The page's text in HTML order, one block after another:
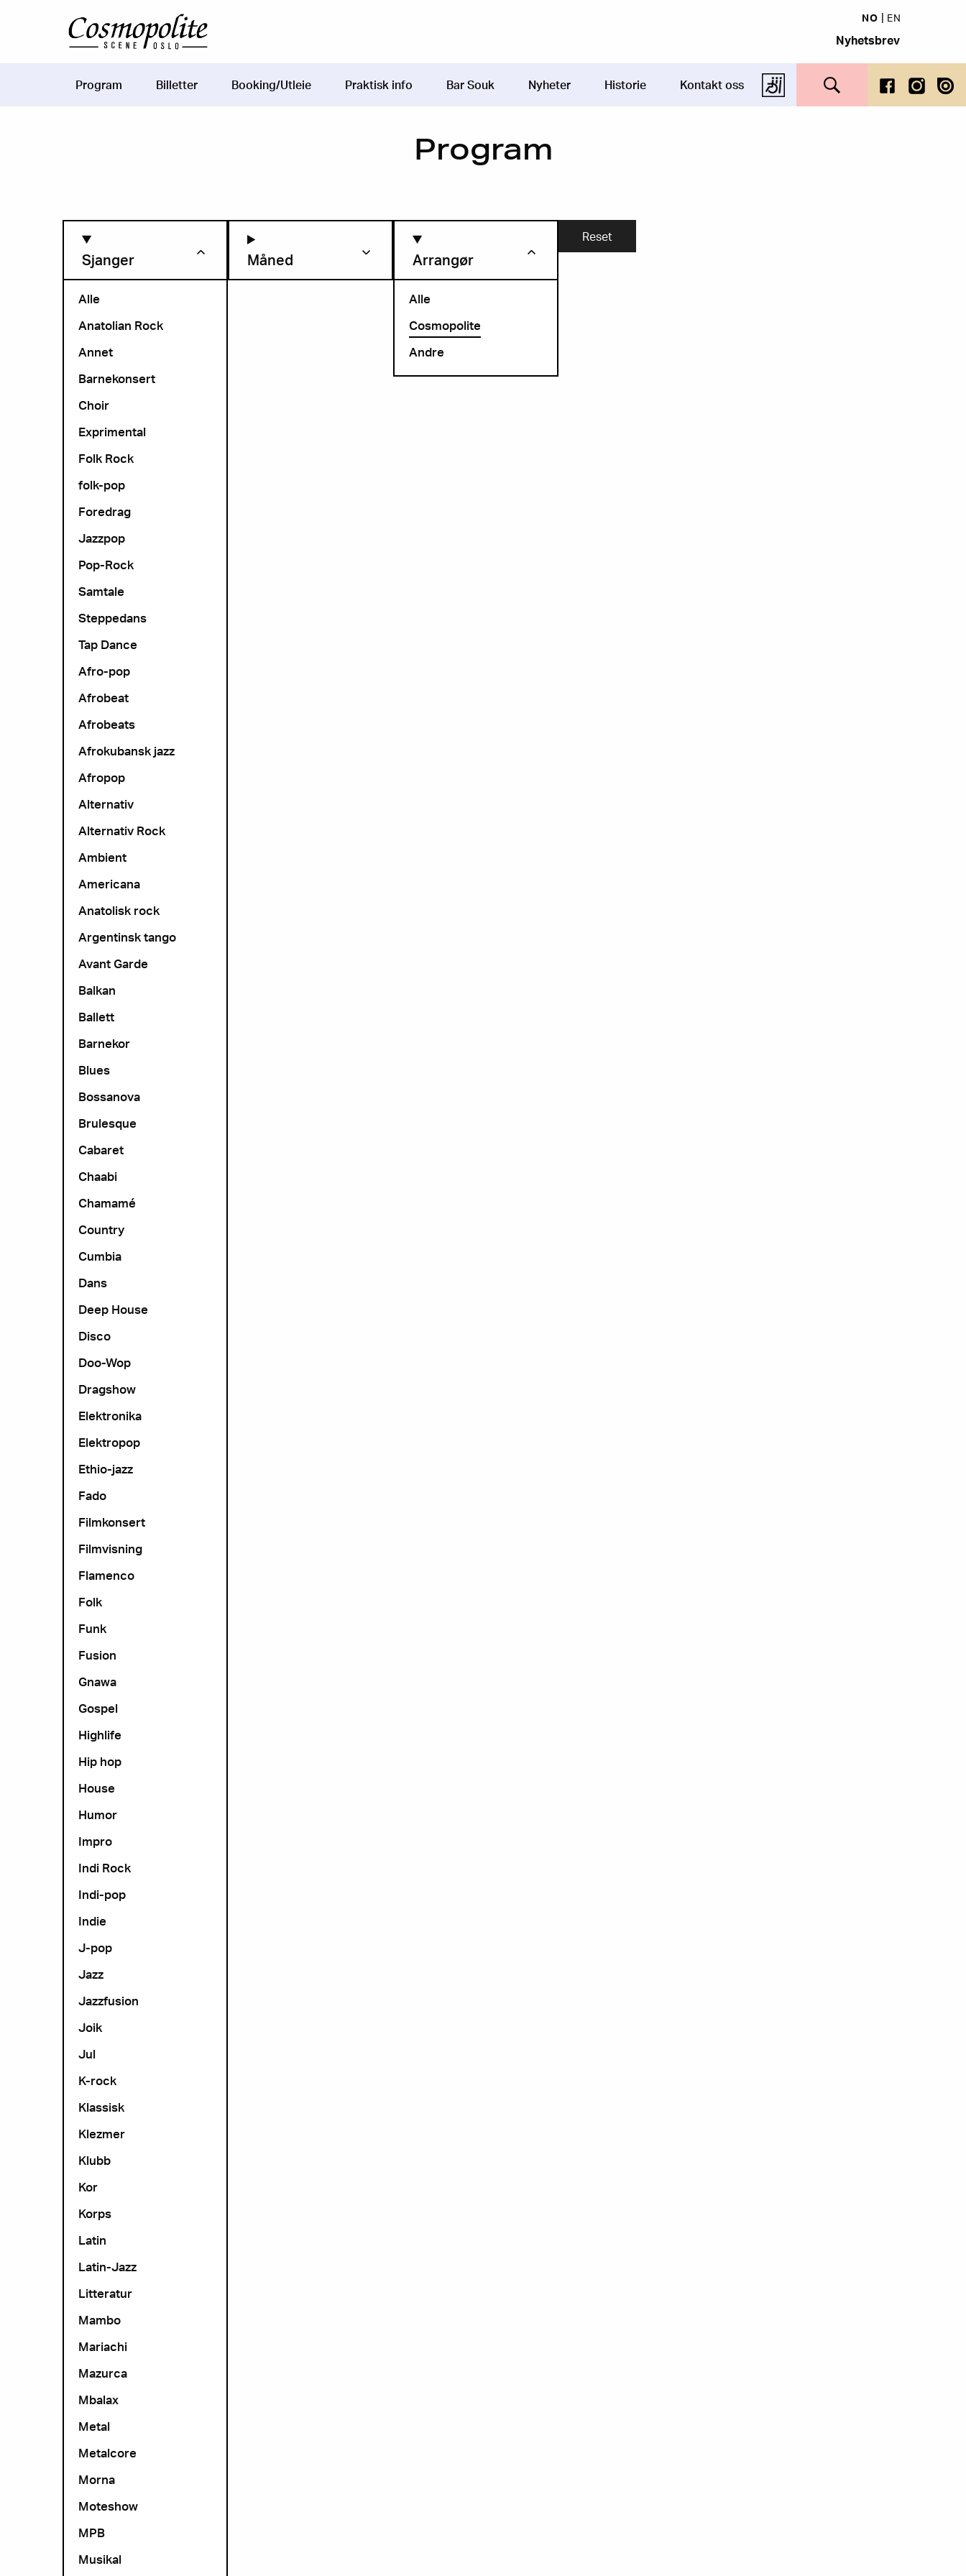
NO EN
Nyhetsbrev
Main
Program Billetter Booking/Utleie Praktisk info Bar Souk Nyheter Historie Kontakt oss Search this site
Program
Sjanger
Alle
Anatolian Rock
Annet
Barnekonsert
Choir
Exprimental
Folk Rock
folk-pop
Foredrag
Jazzpop
Pop-Rock
Samtale
Steppedans
Tap Dance
Afro-pop
Afrobeat
Afrobeats
Afrokubansk jazz
Afropop
Alternativ
Alternativ Rock
Ambient
Americana
Anatolisk rock
Argentinsk tango
Avant Garde
Balkan
Ballett
Barnekor
Blues
Bossanova
Brulesque
Cabaret
Chaabi
Chamamé
Country
Cumbia
Dans
Deep House
Disco
Doo-Wop
Dragshow
Elektronika
Elektropop
Ethio-jazz
Fado
Filmkonsert
Filmvisning
Flamenco
Folk
Funk
Fusion
Gnawa
Gospel
Highlife
Hip hop
House
Humor
Impro
Indi Rock
Indi-pop
Indie
J-pop
Jazz
Jazzfusion
Joik
Jul
K-rock
Klassisk
Klezmer
Klubb
Kor
Korps
Latin
Latin-Jazz
Litteratur
Mambo
Mariachi
Mazurca
Mbalax
Metal
Metalcore
Morna
Moteshow
MPB
Musikal
Måned Arrangør
Alle
Cosmopolite
Andre